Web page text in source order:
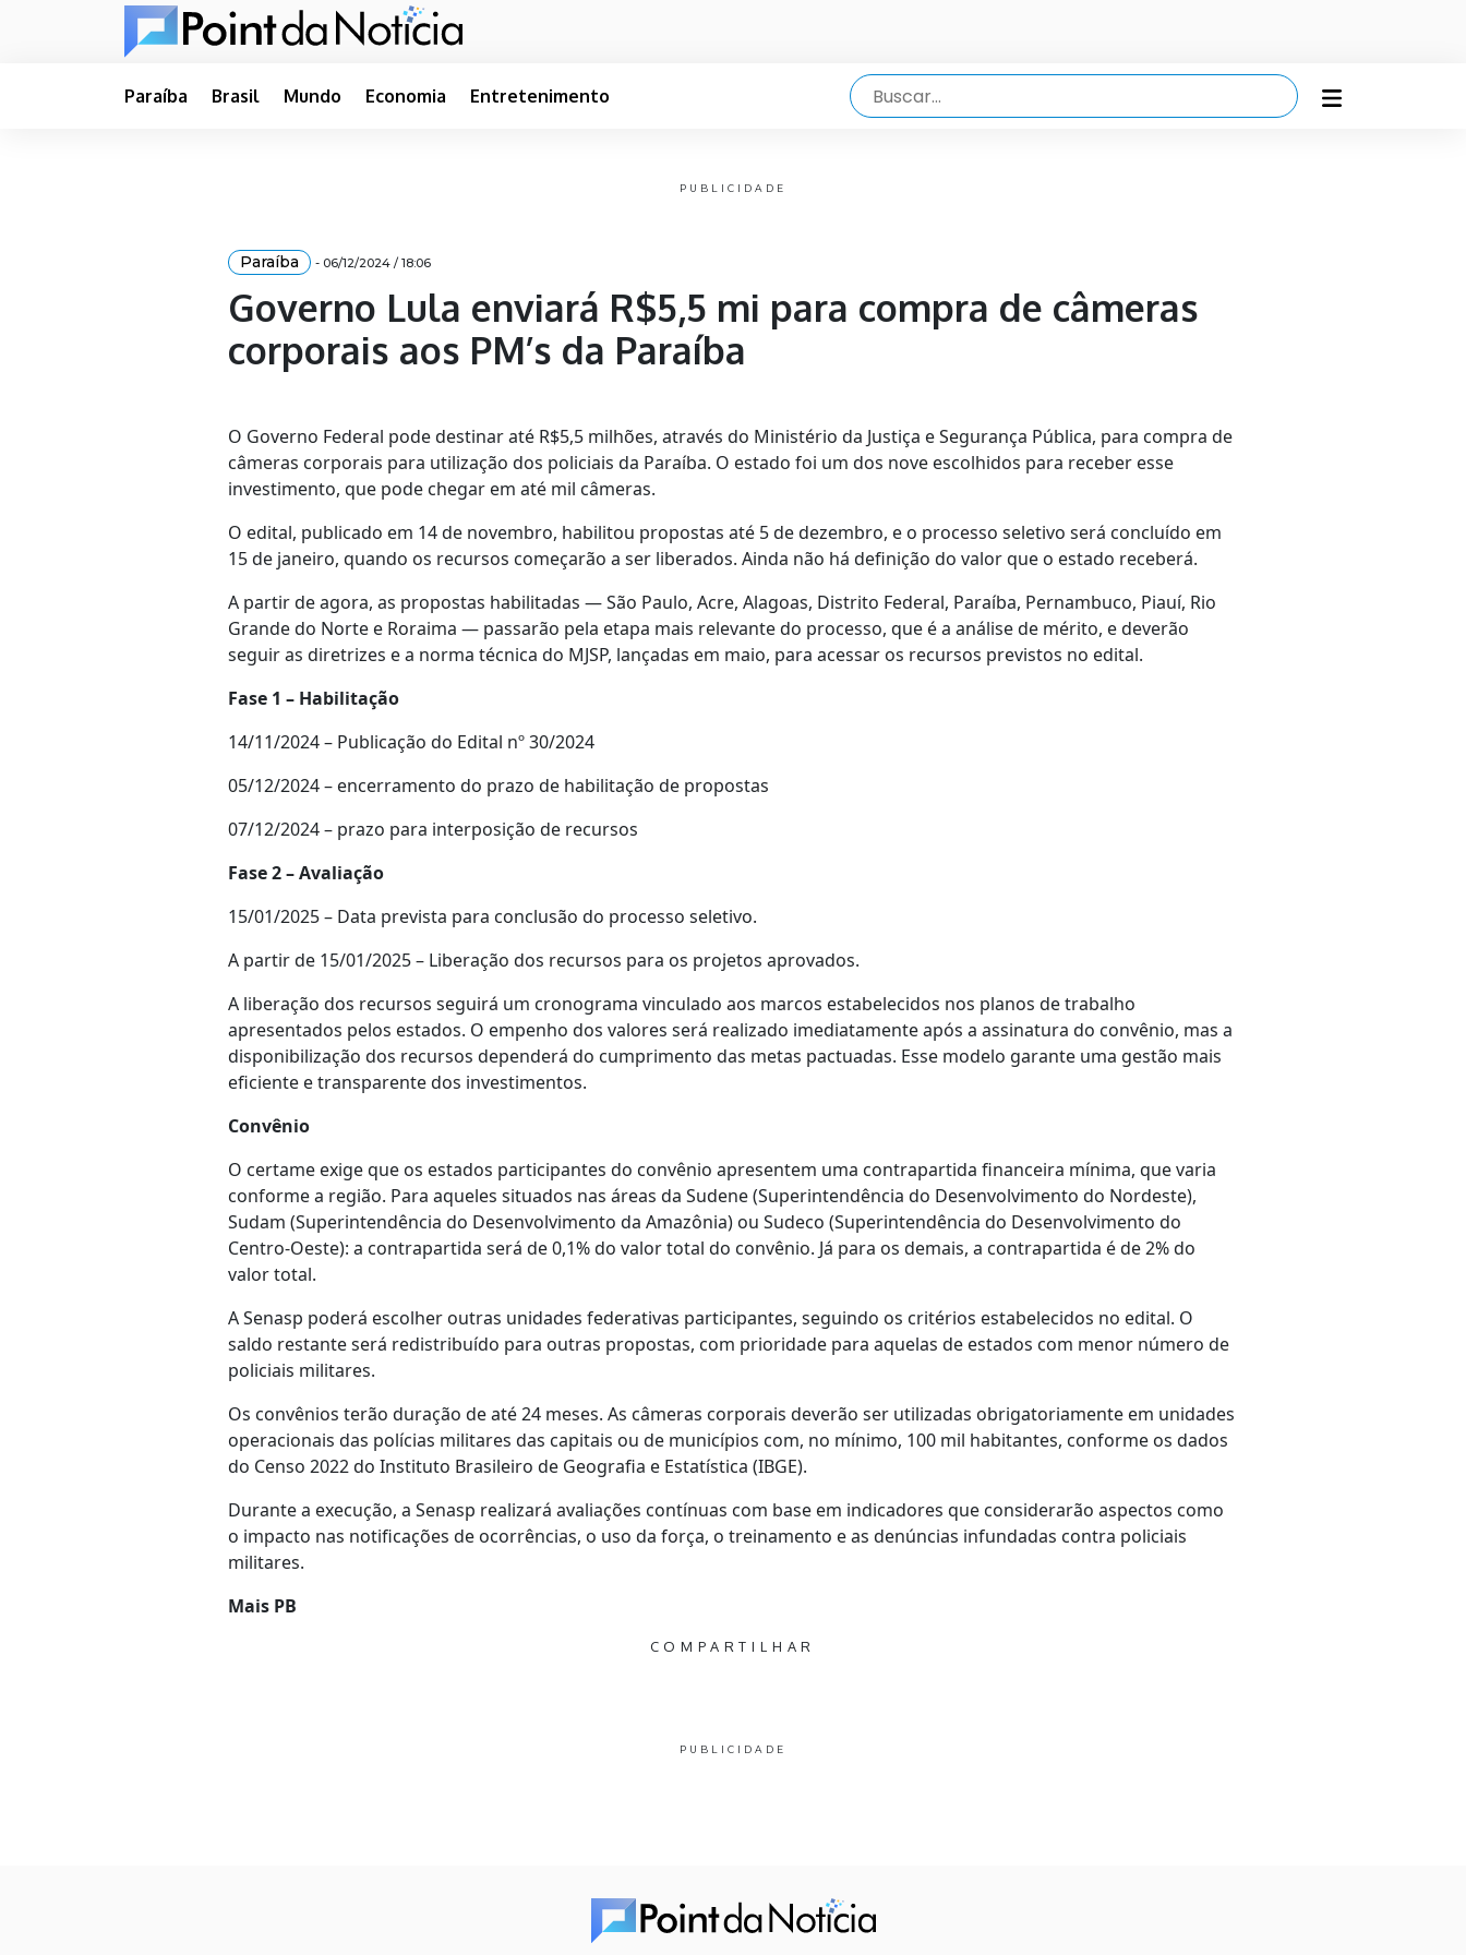
Paraíba Brasil Mundo Economia Entretenimento
PUBLICIDADE
Paraíba - 06/12/2024 / 18:06
Governo Lula enviará R$5,5 mi para compra de câmeras
corporais aos PM’s da Paraíba
O Governo Federal pode destinar até R$5,5 milhões, através do Ministério da Justiça e Segurança Pública, para compra de
câmeras corporais para utilização dos policiais da Paraíba. O estado foi um dos nove escolhidos para receber esse
investimento, que pode chegar em até mil câmeras.
O edital, publicado em 14 de novembro, habilitou propostas até 5 de dezembro, e o processo seletivo será concluído em
15 de janeiro, quando os recursos começarão a ser liberados. Ainda não há definição do valor que o estado receberá.
A partir de agora, as propostas habilitadas — São Paulo, Acre, Alagoas, Distrito Federal, Paraíba, Pernambuco, Piauí, Rio
Grande do Norte e Roraima — passarão pela etapa mais relevante do processo, que é a análise de mérito, e deverão
seguir as diretrizes e a norma técnica do MJSP, lançadas em maio, para acessar os recursos previstos no edital.
Fase 1 – Habilitação
14/11/2024 – Publicação do Edital nº 30/2024
05/12/2024 – encerramento do prazo de habilitação de propostas
07/12/2024 – prazo para interposição de recursos
Fase 2 – Avaliação
15/01/2025 – Data prevista para conclusão do processo seletivo.
A partir de 15/01/2025 – Liberação dos recursos para os projetos aprovados.
A liberação dos recursos seguirá um cronograma vinculado aos marcos estabelecidos nos planos de trabalho
apresentados pelos estados. O empenho dos valores será realizado imediatamente após a assinatura do convênio, mas a
disponibilização dos recursos dependerá do cumprimento das metas pactuadas. Esse modelo garante uma gestão mais
eficiente e transparente dos investimentos.
Convênio
O certame exige que os estados participantes do convênio apresentem uma contrapartida financeira mínima, que varia
conforme a região. Para aqueles situados nas áreas da Sudene (Superintendência do Desenvolvimento do Nordeste),
Sudam (Superintendência do Desenvolvimento da Amazônia) ou Sudeco (Superintendência do Desenvolvimento do
Centro-Oeste): a contrapartida será de 0,1% do valor total do convênio. Já para os demais, a contrapartida é de 2% do
valor total.
A Senasp poderá escolher outras unidades federativas participantes, seguindo os critérios estabelecidos no edital. O
saldo restante será redistribuído para outras propostas, com prioridade para aquelas de estados com menor número de
policiais militares.
Os convênios terão duração de até 24 meses. As câmeras corporais deverão ser utilizadas obrigatoriamente em unidades
operacionais das polícias militares das capitais ou de municípios com, no mínimo, 100 mil habitantes, conforme os dados
do Censo 2022 do Instituto Brasileiro de Geografia e Estatística (IBGE).
Durante a execução, a Senasp realizará avaliações contínuas com base em indicadores que considerarão aspectos como
o impacto nas notificações de ocorrências, o uso da força, o treinamento e as denúncias infundadas contra policiais
militares.
Mais PB
COMPARTILHAR
PUBLICIDADE